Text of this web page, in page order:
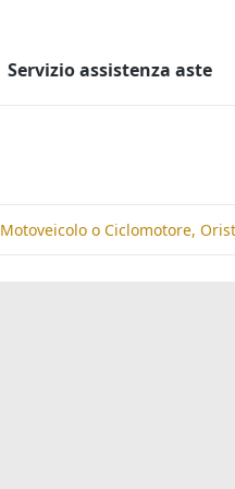
Servizio assistenza aste
Motoveicolo o Ciclomotore,